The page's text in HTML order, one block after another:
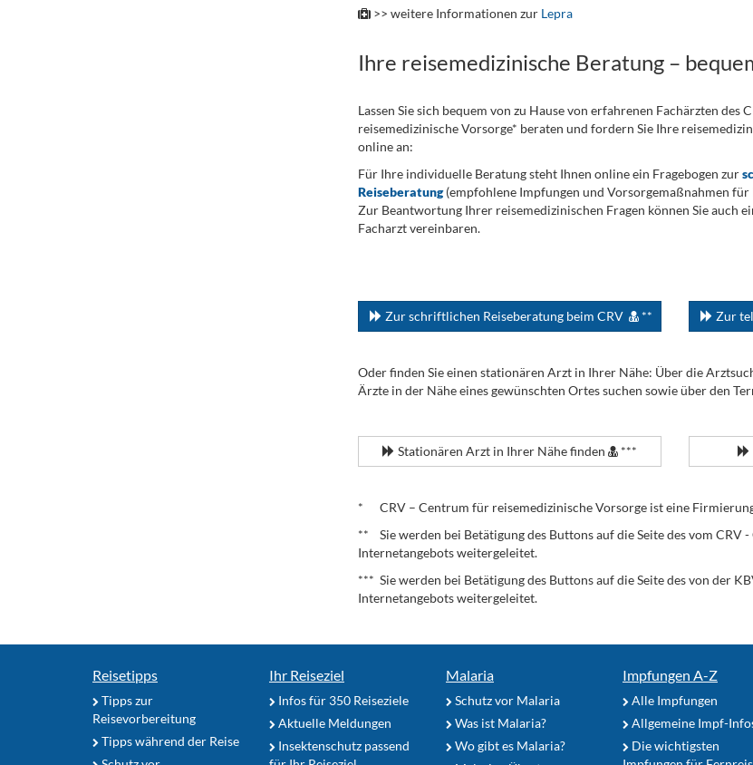
>> weitere Informationen zur Lepra
Ihre reisemedizinische Beratung –
Lassen Sie sich bequem von zu Hause von erfahrenen Fachärzten des
reisemedizinische Vorsorge* beraten und fordern Sie Ihre
online an:
Für Ihre individuelle Beratung steht Ihnen online ein Fragebogen zur
Reiseberatung(empfohlene Impfungen und Vorsorgemaßnahmen für
Zur Beantwortung Ihrer reisemedizinischen Fragen können Sie auch
Facharzt vereinbaren.
Zur schriftlichen Reiseberatung beim CRV ** Zur
Oder finden Sie einen stationären Arzt in Ihrer Nähe: Über die
Ärzte in der Nähe eines gewünschten Ortes suchen sowie über den
Stationären Arzt in Ihrer Nähe finden ***
* CRV – Centrum für reisemedizinische Vorsorge ist eine
** Sie werden bei Betätigung des Buttons auf die Seite des vom
Internetangebots weitergeleitet.
*** Sie werden bei Betätigung des Buttons auf die Seite des von der
Internetangebots weitergeleitet.
Reisetipps
Tipps zur
Reisevorbereitung
Tipps während der Reise
Ihr Reiseziel
Infos für 350 Reiseziele
Aktuelle Meldungen
Insektenschutz passend
Malaria
Schutz vor Malaria
Was ist Malaria?
Wo gibt es Malaria?
Impfungen A-Z
Alle Impfungen
Allgemeine Impf-
Die wichtigsten